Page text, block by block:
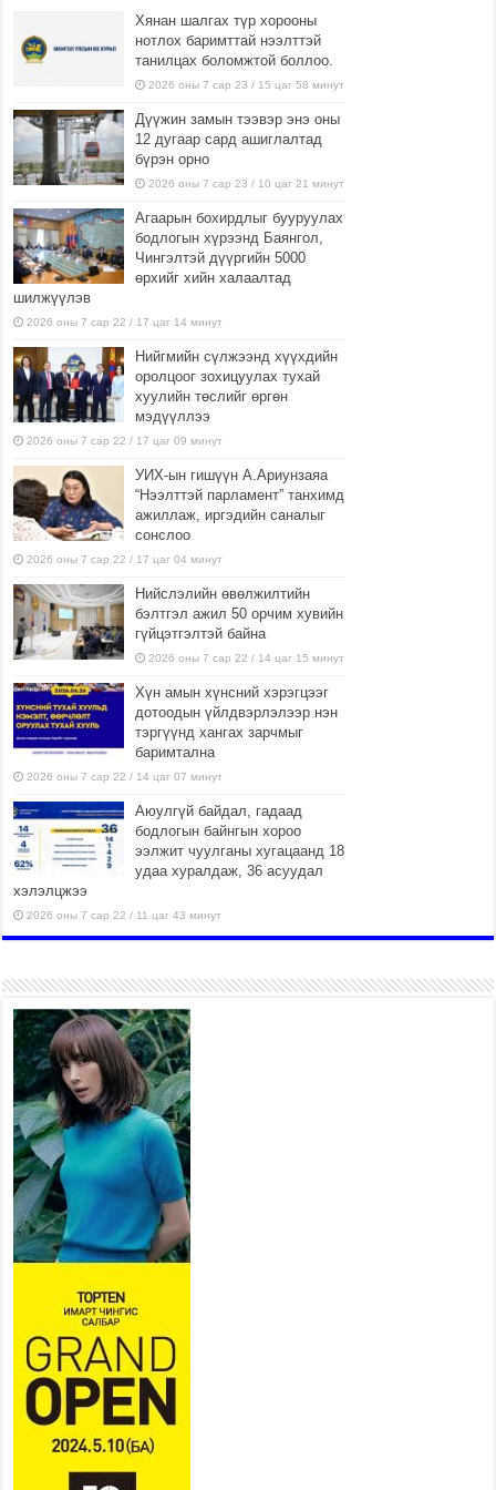
Хянан шалгах түр хорооны
нотлох баримттай нээлттэй
танилцах боломжтой боллоо.
2026 оны 7 сар 23 / 15 цаг 58 минут
Дүүжин замын тээвэр энэ оны
12 дугаар сард ашиглалтад
бүрэн орно
2026 оны 7 сар 23 / 10 цаг 21 минут
Агаарын бохирдлыг бууруулах
бодлогын хүрээнд Баянгол,
Чингэлтэй дүүргийн 5000
өрхийг хийн халаалтад
шилжүүлэв
2026 оны 7 сар 22 / 17 цаг 14 минут
Нийгмийн сүлжээнд хүүхдийн
оролцоог зохицуулах тухай
хуулийн төслийг өргөн
мэдүүллээ
2026 оны 7 сар 22 / 17 цаг 09 минут
УИХ-ын гишүүн А.Ариунзаяа
“Нээлттэй парламент” танхимд
ажиллаж, иргэдийн саналыг
сонслоо
2026 оны 7 сар 22 / 17 цаг 04 минут
Нийслэлийн өвөлжилтийн
бэлтгэл ажил 50 орчим хувийн
гүйцэтгэлтэй байна
2026 оны 7 сар 22 / 14 цаг 15 минут
Хүн амын хүнсний хэрэгцээг
дотоодын үйлдвэрлэлээр нэн
тэргүүнд хангах зарчмыг
баримтална
2026 оны 7 сар 22 / 14 цаг 07 минут
Аюулгүй байдал, гадаад
бодлогын байнгын хороо
ээлжит чуулганы хугацаанд 18
удаа хуралдаж, 36 асуудал
хэлэлцжээ
2026 оны 7 сар 22 / 11 цаг 43 минут
боломжтой-Хүүхэд хөгжүүлэх
төв” байгуулах төсөлд төр,
хувийн хэвшлийн түншлэлийн хүрээнд хамтран
ажиллахыг урьж байна
2026 оны 7 сар 22 / 9 цаг 28 минут
Б.Пүрэвдагва: “Урт цагаан”-ыг
залуучууд чөлөөт цагаа
өнгөрүүлдэг, жуулчид зорьж
ирдэг цэг болгоно
2026 оны 7 сар 21 / 16 цаг 47 минут
Тусгай замын автобус /BRT/ төслийн удирдах
хорооны ээлжит хуралдаан боллоо
Ерөнхий сайд Н.Учрал БНХАУ-аас Монгол Улсад
суугаа Элчин сайд Шэнь Миньжюанийг хүлээн
авч уулзав
2026 оны 7 сар 21 / 16 цаг 39 минут
БҮГД НАЙРАМДАХ ТАЖИКИСТАН УЛСТАЙ
ЭДИЙН ЗАСГИЙН ХАМТЫН АЖИЛЛАГААГ
ӨРГӨЖҮҮЛНЭ
2026 оны 7 сар 21 / 16 цаг 34 минут